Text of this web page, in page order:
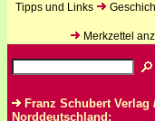
Tipps und Links
Merkzettel
Franz Schubert Verlag
Norddeutschland: